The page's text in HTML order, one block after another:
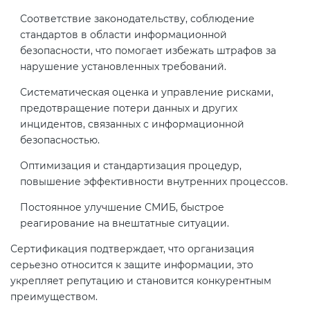
Соответствие законодательству, соблюдение
стандартов в области информационной
безопасности, что помогает избежать штрафов за
нарушение установленных требований.
Систематическая оценка и управление рисками,
предотвращение потери данных и других
инцидентов, связанных с информационной
безопасностью.
Оптимизация и стандартизация процедур,
повышение эффективности внутренних процессов.
Постоянное улучшение СМИБ, быстрое
реагирование на внештатные ситуации.
Сертификация подтверждает, что организация
серьезно относится к защите информации, это
укрепляет репутацию и становится конкурентным
преимуществом.